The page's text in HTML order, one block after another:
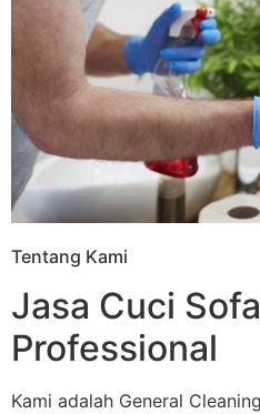
Tentang Kami
Jasa Cuci
Professional
Kami adalah General